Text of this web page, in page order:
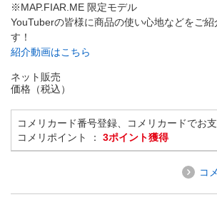
※MAP.FIAR.ME 限定モデル
YouTuberの皆様に商品の使い心地などをご紹
す！
紹介動画はこちら
ネット販売
価格（税込）
コメリカード番号登録、コメリカードでお
コメリポイント ： 3ポイント獲得
コ